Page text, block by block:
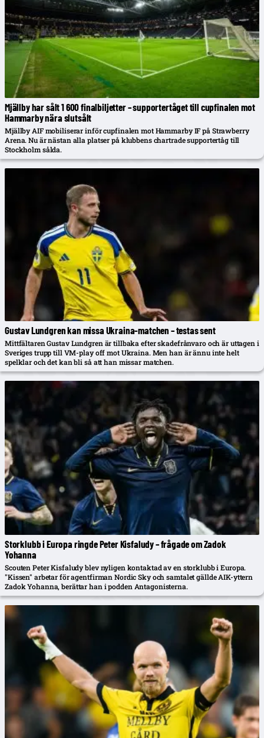
Mjällby har sålt 1 600 finalbiljetter – supportertåget till cupfinalen mot
Hammarby nära slutsålt
Mjällby AIF mobiliserar inför cupfinalen mot Hammarby IF på Strawberry
Arena. Nu är nästan alla platser på klubbens chartrade supportertåg till
Stockholm sålda.
Gustav Lundgren kan missa Ukraina-matchen – testas sent
Mittfältaren Gustav Lundgren är tillbaka efter skadefrånvaro och är uttagen i
Sveriges trupp till VM-play off mot Ukraina. Men han är ännu inte helt
spelklar och det kan bli så att han missar matchen.
Storklubb i Europa ringde Peter Kisfaludy – frågade om Zadok
Yohanna
Scouten Peter Kisfaludy blev nyligen kontaktad av en storklubb i Europa.
"Kissen" arbetar för agentfirman Nordic Sky och samtalet gällde AIK-yttern
Zadok Yohanna, berättar han i podden Antagonisterna.